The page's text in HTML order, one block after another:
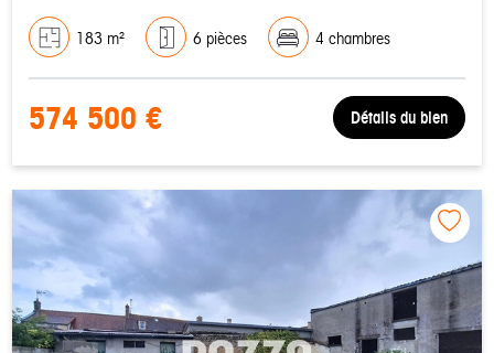
183 m² 6 pièces 4 chambres
574 500 € Détails du bien